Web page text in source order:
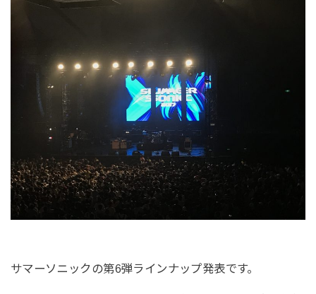
サマーソニックの第6弾ラインナップ発表です。